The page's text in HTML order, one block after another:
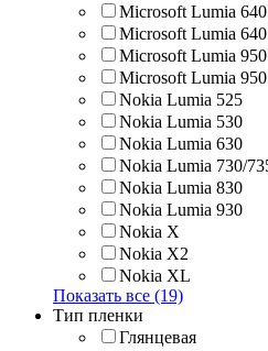
Microsoft Lumia
Microsoft Lumia
Microsoft Lumia 950
Microsoft Lumia
Nokia Lumia 525
Nokia Lumia 530
Nokia Lumia 630
Nokia Lumia 730/
Nokia Lumia 830
Nokia Lumia 930
Nokia X
Nokia X2
Nokia XL
Показать все (19)
Тип пленки
Глянцевая